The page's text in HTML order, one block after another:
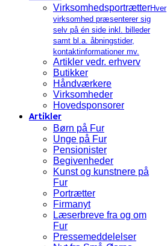
VirksomhedsportrætterHver
virksomhed præsenterer sig
selv på én side inkl. billeder
samt bl.a. åbningstider,
kontaktinformationer mv.
Artikler vedr. erhverv
Butikker
Håndværkere
Virksomheder
Hovedsponsorer
Artikler
Børn på Fur
Unge på Fur
Pensionister
Begivenheder
Kunst og kunstnere på
Fur
Portrætter
Firmanyt
Læserbreve fra og om
Fur
Pressemeddelelser